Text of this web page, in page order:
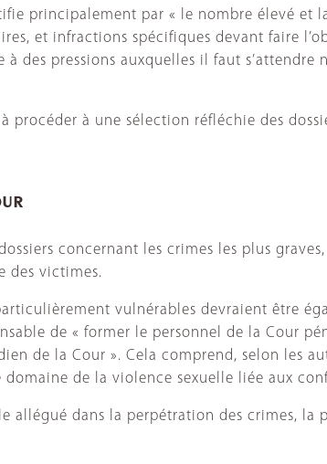
principalement par « le nombre élevé et
et infractions spécifiques devant faire
des pressions auxquelles il faut
procéder à une sélection réfléchie des
concernant les crimes les plus
des victimes.
vulnérables devraient être
de « former le personnel de la Cour
de la Cour ». Cela comprend, selon les
domaine de la violence sexuelle liée aux
allégué dans la perpétration des crimes,